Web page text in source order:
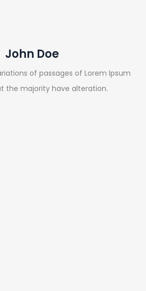
John Doe
of passages of Lorem Ipsum
the majority have alteration.